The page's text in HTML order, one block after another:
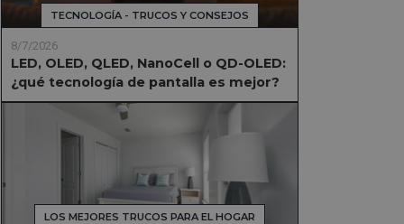
TECNOLOGÍA - TRUCOS Y CONSEJOS
8/7/2026
LED, OLED, QLED, NanoCell o QD-OLED:
¿qué tecnología de pantalla es mejor?
LOS MEJORES TRUCOS PARA EL HOGAR